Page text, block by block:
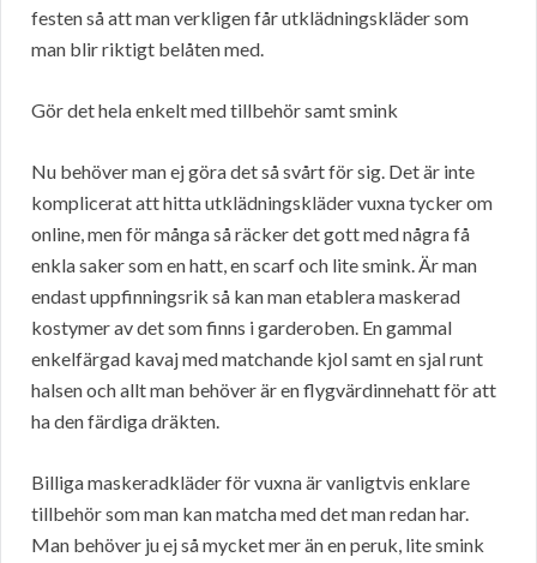
festen så att man verkligen får utklädningskläder som
man blir riktigt belåten med.
Gör det hela enkelt med tillbehör samt smink
Nu behöver man ej göra det så svårt för sig. Det är inte
komplicerat att hitta utklädningskläder vuxna tycker om
online, men för många så räcker det gott med några få
enkla saker som en hatt, en scarf och lite smink. Är man
endast uppfinningsrik så kan man etablera maskerad
kostymer av det som finns i garderoben. En gammal
enkelfärgad kavaj med matchande kjol samt en sjal runt
halsen och allt man behöver är en flygvärdinnehatt för att
ha den färdiga dräkten.
Billiga maskeradkläder för vuxna är vanligtvis enklare
tillbehör som man kan matcha med det man redan har.
Man behöver ju ej så mycket mer än en peruk, lite smink